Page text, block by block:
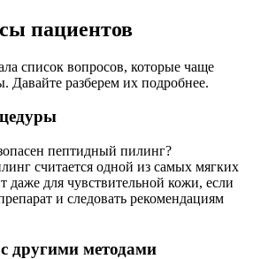
пациентов
список вопросов, которые чаще
Давайте разберем их подробнее.
пептидный пилинг?
считается одной из самых мягких
даже для чувствительной кожи, если
и следовать рекомендациям
другими методами